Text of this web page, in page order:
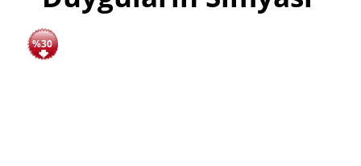
%30